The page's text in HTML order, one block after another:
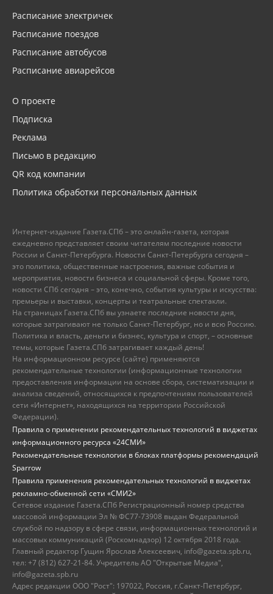
Расписание электричек
Расписание поездов
Расписание автобусов
Расписание авиарейсов
О проекте
Подписка
Реклама
Письмо в редакцию
QR код компании
Политика обработки персональных данных
Интернет-издание Газета.СПб – это онлайн-газета, которая
ежедневно представляет своим читателям последние новости
России и Санкт-Петербурга. Новости Санкт-Петербурга сегодня –
это политика, общественные настроения, важные события и
мероприятия, новости бизнеса и социальной сферы. Кроме того,
новости СПб сегодня – это, конечно, события культуры и искусства:
премьеры и выставки, концерты и театральные спектакли.
На страницах Газета.СПб вы узнаете последние новости дня,
которые затрагивают не только Санкт-Петербург, но и всю Россию.
Политика и власть, деньги и бизнес, культура и спорт, – основные
темы, которые Газета.СПб затрагивает каждый день!
На информационном ресурсе (сайте) применяются
рекомендательные технологии (информационные технологии
предоставления информации на основе сбора, систематизации и
анализа сведений, относящихся к предпочтениям пользователей
сети «Интернет», находящихся на территории Российской
Федерации).
Правила о применении рекомендательных технологий в виджетах
информационного ресурса «24СМИ»
Рекомендательные технологии в блоках платформы рекомендаций
Sparrow
Правила применения рекомендательных технологий в виджетах
рекламно-обменной сети «СМИ2»
Сетевое издание Газета.СПб Регистрационный номер средства
массовой информации Эл № ФС77-73908 выдан Федеральной
службой по надзору в сфере связи, информационных технологий и
массовых коммуникаций (Роскомнадзор) 12 октября 2018 года.
Главный редактор Гущин Ярослав Алексеевич, info@gazeta.spb.ru,
тел: +7 (812) 627-21-84. Учредитель АО "Открытые Медиа",
info@gazeta.spb.ru
Адрес редакции ООО "Рост": 197022, Россия, г.Санкт-Петербург,